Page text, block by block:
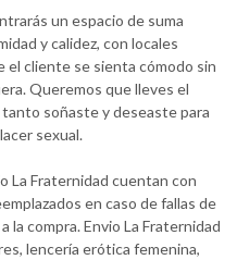
un espacio de suma
y calidez, con locales
el cliente se sienta cómodo sin
Queremos que lleves el
soñaste y deseaste para
sexual.
La Fraternidad cuentan con
en caso de fallas de
la compra. Envio La Fraternidad
lencería erótica femenina,